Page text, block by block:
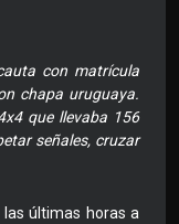
con matrícula
chapa uruguaya.
que llevaba 156
señales, cruzar
últimas horas a